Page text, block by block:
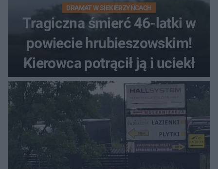
DRAMAT W SIEKIERZYŃCACH
Tragiczna śmierć 46-latki w
powiecie hrubieszowskim!
Kierowca potrącił ją i uciekł